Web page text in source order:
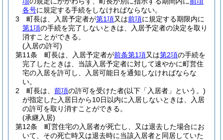
各号に規定する手続をしなければならない。
3
町長は、入居予定者が第1項又は前項に規定する期限内に
第1項の手続を完了しないときは、入居予定者の決定を取り
消すことができる。
(入居の許可)
第11条
町長は、入居予定者が前条第1項又は第2項の手続を
完了したときは、当該入居予定者に対して速やかに町営住
宅の入居を許可し、入居可能日を通知しなければならな
い。
2
町長は、 前項の許可を受けた者(以下「入居者」という。)
が指定した入居日から10日以内に入居しないときは、入居
の許可を取り消すことができる。
(承継入居)
第12条
町営住宅の入居者が死亡し、又は退去した場合にお
いて、その死亡時又は退去時に当該入居者と同居していた